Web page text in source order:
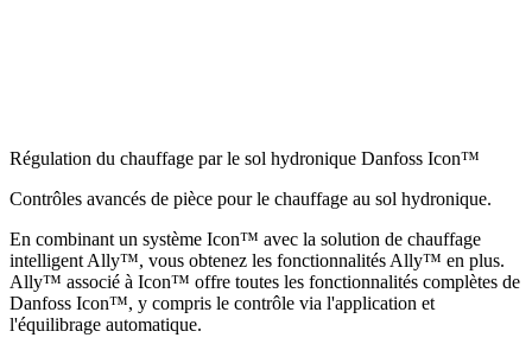
Régulation du chauffage par le sol hydronique Danfoss Icon™
Contrôles avancés de pièce pour le chauffage au sol hydronique.
En combinant un système Icon™ avec la solution de chauffage
intelligent Ally™, vous obtenez les fonctionnalités Ally™ en plus.
Ally™ associé à Icon™ offre toutes les fonctionnalités complètes de
Danfoss Icon™, y compris le contrôle via l'application et
l'équilibrage automatique.